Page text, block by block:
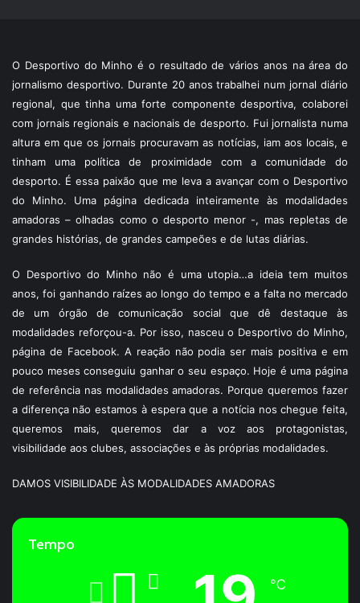
O Desportivo do Minho é o resultado de vários anos na área do
jornalismo desportivo. Durante 20 anos trabalhei num jornal diário
regional, que tinha uma forte componente desportiva, colaborei
com jornais regionais e nacionais de desporto. Fui jornalista numa
altura em que os jornais procuravam as notícias, iam aos locais, e
tinham uma política de proximidade com a comunidade do
desporto. É essa paixão que me leva a avançar com o Desportivo
do Minho. Uma página dedicada inteiramente às modalidades
amadoras – olhadas como o desporto menor -, mas repletas de
grandes histórias, de grandes campeões e de lutas diárias.
O Desportivo do Minho não é uma utopia…a ideia tem muitos
anos, foi ganhando raízes ao longo do tempo e a falta no mercado
de um órgão de comunicação social que dê destaque às
modalidades reforçou-a. Por isso, nasceu o Desportivo do Minho,
página de Facebook. A reação não podia ser mais positiva e em
pouco meses conseguiu ganhar o seu espaço. Hoje é uma página
de referência nas modalidades amadoras. Porque queremos fazer
a diferença não estamos à espera que a notícia nos chegue feita,
queremos mais, queremos dar a voz aos protagonistas,
visibilidade aos clubes, associações e às próprias modalidades.
DAMOS VISIBILIDADE ÀS MODALIDADES AMADORAS
Tempo
℃